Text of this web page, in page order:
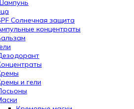
Солнечная защита
концентраты
и гели